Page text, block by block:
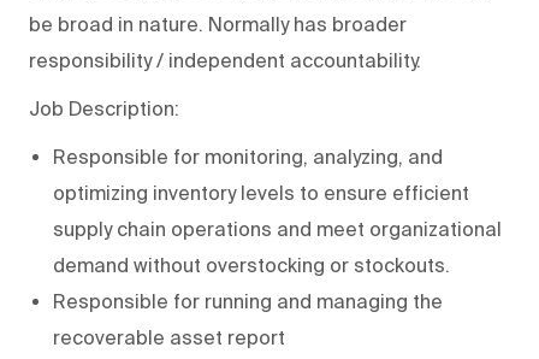
be broad in nature. Normally has broader
responsibility / independent accountability.
Job Description:
Responsible for monitoring, analyzing, and
optimizing inventory levels to ensure efficient
supply chain operations and meet organizational
demand without overstocking or stockouts.
Responsible for running and managing the
recoverable asset report